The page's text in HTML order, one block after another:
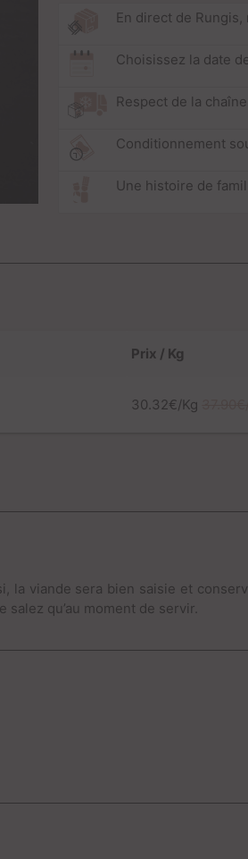
En direct de
Choisissez la date
Respect de la
Conditionnement
Une histoire de
Prix / Kg
30.32€/Kg
viande sera bien saisie et
qu’au moment de servir.